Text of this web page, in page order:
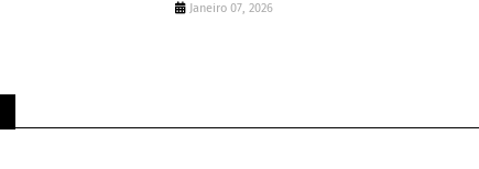
Janeiro 07, 2026